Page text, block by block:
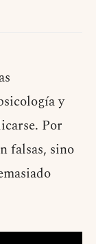
y
Por
falsas, sino